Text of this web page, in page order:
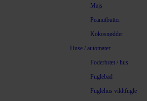
Majs
Peanutbutter
Kokosnødder
Huse / automater
Foderbræt / hus
Fuglebad
Fuglehus vildtfugle